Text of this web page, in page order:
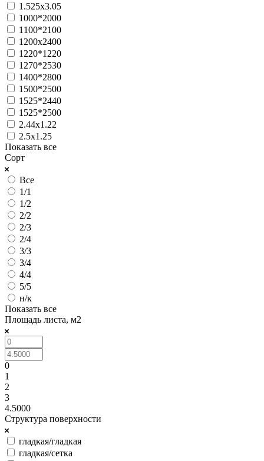
1.525х3.05
1000*2000
1100*2100
1200х2400
1220*1220
1270*2530
1400*2800
1500*2500
1525*2440
1525*2500
2.44х1.22
2.5х1.25
Показать все
Сорт
Все
1/1
1/2
2/2
2/3
2/4
3/3
3/4
4/4
5/5
н/к
Показать все
Площадь листа, м2
0
1
2
3
4.5000
Структура поверхности
гладкая/гладкая
гладкая/сетка